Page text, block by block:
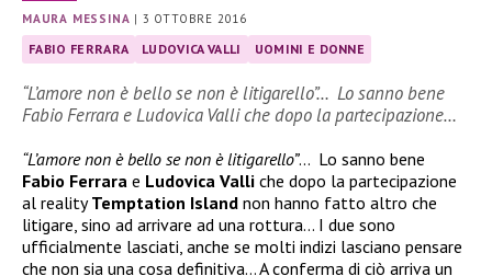
MAURA MESSINA | 3 OTTOBRE 2016
FABIO FERRARA LUDOVICA VALLI UOMINI E DONNE
“L’amore non è bello se non è litigarello”… Lo sanno bene
Fabio Ferrara e Ludovica Valli che dopo la partecipazione…
“L’amore non è bello se non è litigarello”… Lo sanno bene
Fabio Ferrara e Ludovica Valli che dopo la partecipazione
al realityTemptation Island non hanno fatto altro che
litigare, sino ad arrivare ad una rottura… I due sono
ufficialmente lasciati, anche se molti indizi lasciano pensare
che non sia una cosa definitiva… A conferma di ciò arriva un